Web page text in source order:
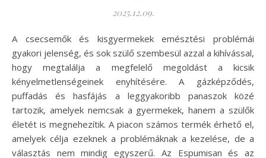
2025.12.09.
A csecsemők és kisgyermekek emésztési problémái
gyakori jelenség, és sok szülő szembesül azzal a kihívással,
hogy megtalálja a megfelelő megoldást a kicsik
kényelmetlenségeinek enyhítésére. A gázképződés,
puffadás és hasfájás a leggyakoribb panaszok közé
tartozik, amelyek nemcsak a gyermekek, hanem a szülők
életét is megnehezítik. A piacon számos termék érhető el,
amelyek célja ezeknek a problémáknak a kezelése, de a
választás nem mindig egyszerű. Az Espumisan és az